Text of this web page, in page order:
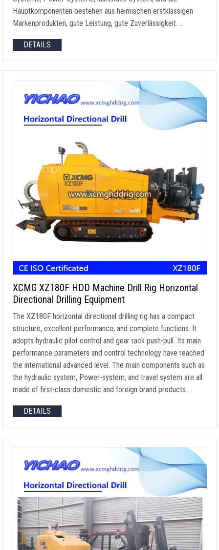
Hauptkomponenten bestehen aus heimischen erstklassigen
Markenprodukten, gute Leistung, gute Zuverlässigkeit. …
DETAILS
XCMG XZ180F HDD Machine Drill Rig Horizontal
Directional Drilling Equipment
The XZ180F horizontal directional drilling rig has a compact
structure, excellent performance, and complete functions. It
adopts hydraulic pilot control and gear rack push-pull. Its main
performance parameters and control technology have reached
the international advanced level. The main components such as
the hydraulic system, Power-system, and travel system are all
made of first-class domestic and foreign brand products …
DETAILS